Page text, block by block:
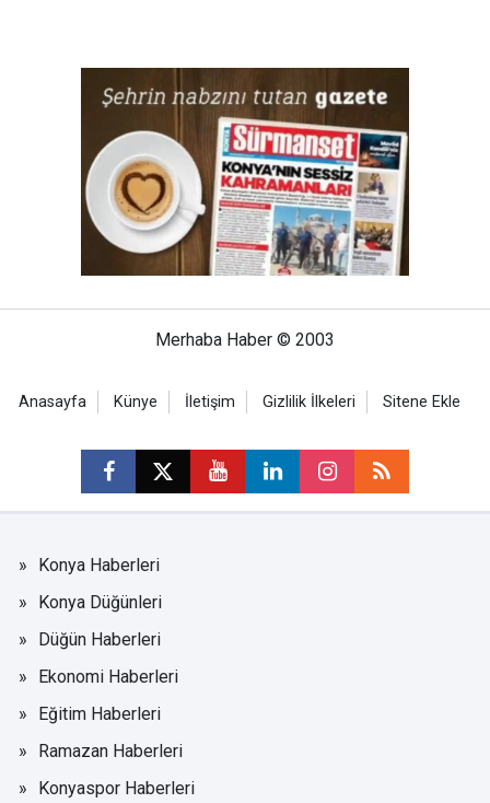
Merhaba Haber © 2003
Anasayfa Künye İletişim Gizlilik İlkeleri Sitene Ekle
Konya Haberleri
Konya Düğünleri
Düğün Haberleri
Ekonomi Haberleri
Eğitim Haberleri
Ramazan Haberleri
Konyaspor Haberleri